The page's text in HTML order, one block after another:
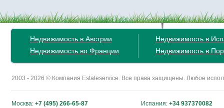
Недвижимость в Австрии
Недвижимость во Франции
Недвижимость в
Недвижимость в
2003 - 2026 © Компания Estateservice. Все права защищены. Любое
Москва: +7 (495) 266-65-87 Испания: +34 937370082